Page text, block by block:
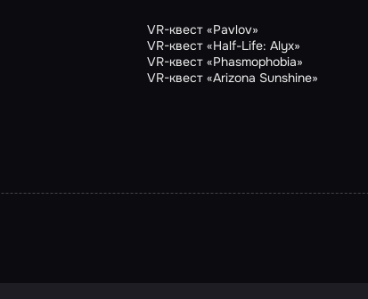
VR-квест «Pavlov»
VR-квест «Half-Life: Alyx»
VR-квест «Phasmophobia»
VR-квест «Arizona Sunshine»